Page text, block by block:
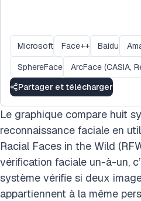
Microsoft Face++ Baidu
SphereFace
ArcFace (CASIA,
Partager et télécharger
Le graphique compare huit
reconnaissance faciale en
Racial Faces in the Wild
vérification faciale un-à-un,
système vérifie si deux
appartiennent à la même